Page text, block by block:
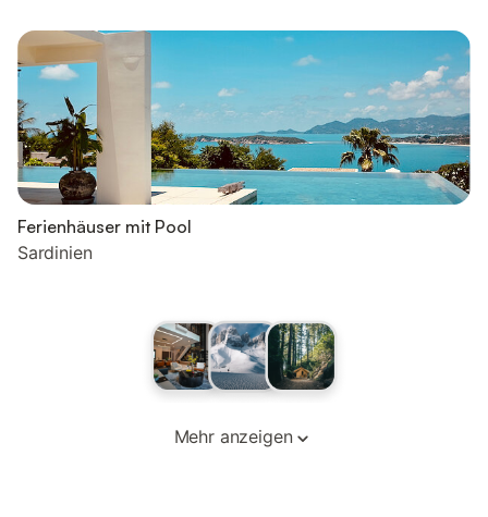
Ferienhäuser mit Pool
Sardinien
Mehr anzeigen